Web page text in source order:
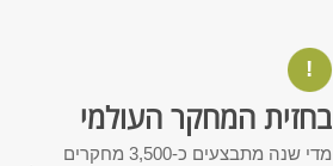
!
בחזית המחקר העולמי
מדי שנה מתבצעים כ-3,500 מחקרים